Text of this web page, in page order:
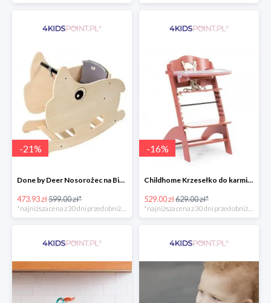
-21%
Done by Deer Nosorożec na Biegunach
473.93 zł599.00 zł*
-16%
Childhome Krzesełko do karmienia Lambda 3 ceglaste
529.00 zł629.00 zł*